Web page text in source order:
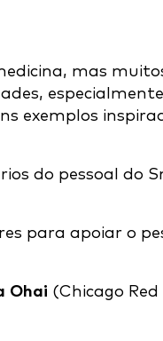
mas
exemplos
do pessoal do
para apoiar o
Ohai (Chicago